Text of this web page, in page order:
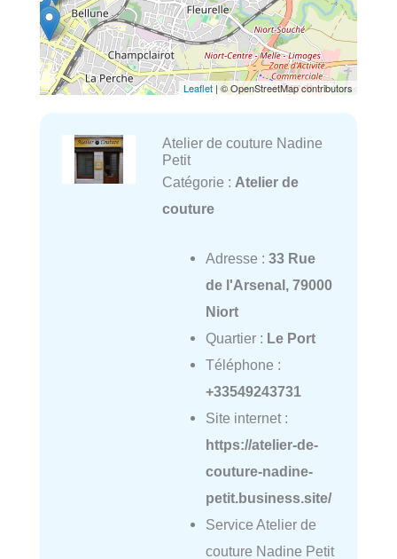
Leaflet | © OpenStreetMap contributors
Atelier de couture Nadine
Petit
Catégorie : Atelier de
couture
Adresse : 33 Rue
de l'Arsenal, 79000
Niort
Quartier : Le Port
Téléphone :
+33549243731
Site internet :
https://atelier-de-
couture-nadine-
petit.business.site/
Service Atelier de
couture Nadine Petit